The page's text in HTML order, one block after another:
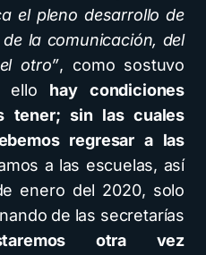
el pleno desarrollo de
la comunicación, del
otro”, como sostuvo
ello hay condiciones
tener; sin las cuales
regresar a las
a las escuelas, así
enero del 2020, solo
de las secretarías
otra vez